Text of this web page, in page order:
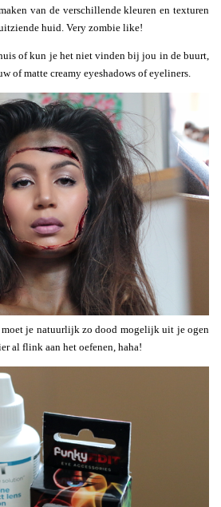
van de verschillende kleuren en texturen
huid. Very zombie like!
of kun je het niet vinden bij jou in de buurt,
of matte creamy eyeshadows of eyeliners.
moet je natuurlijk zo dood mogelijk uit je ogen
al flink aan het oefenen, haha!